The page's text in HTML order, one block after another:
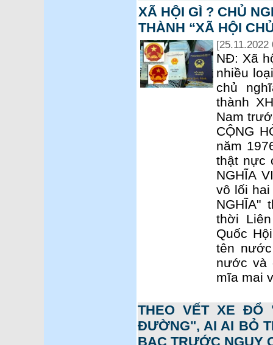
XÃ HỘI GÌ ? CHỦ
THÀNH “XÃ HỘI
[25.11.2022
NĐ: Xã
nhiều
chủ
thành
Nam
CỘNG
năm
thật nực
NGHĨA
vô lối
NGHĨA"
thời
Quốc
tên
nước và
mĩa mai
THEO VẾT XE ĐỔ
ĐƯỜNG", AI AI BỎ
BẠC TRƯỚC NGUY